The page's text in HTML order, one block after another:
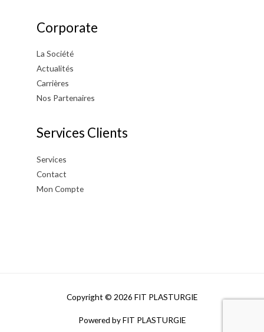
Corporate
La Société
Actualités
Carrières
Nos Partenaires
Services Clients
Services
Contact
Mon Compte
Copyright © 2026 FIT PLASTURGIE
Powered byFIT PLASTURGIE